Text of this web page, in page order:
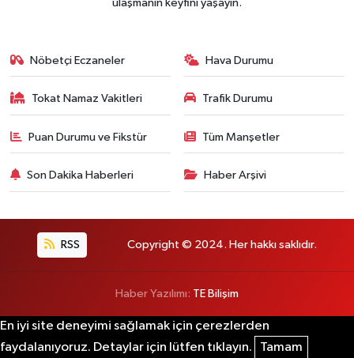
ulaşmanın keyfini yaşayın.
Nöbetçi Eczaneler Hava Durumu
Tokat Namaz Vakitleri Trafik Durumu
Puan Durumu ve Fikstür Tüm Manşetler
Son Dakika Haberleri Haber Arşivi
RSS Copyright © 2024. Her hakkı saklıdır.
Haber Yazılımı: TE Bilişim
En iyi site deneyimi sağlamak için çerezlerden
faydalanıyoruz. Detaylar için lütfen tıklayın.
Tamam